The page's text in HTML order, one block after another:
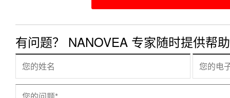
有问题？ NANOVEA 专家随时提供帮